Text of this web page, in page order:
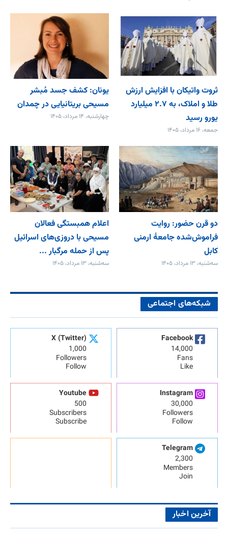
ثروت واتیکان با افزایش ارزش
طلا و املاک، به ۲.۷ میلیارد
یورو رسید
جمعه، ۱۶ مرداد، ۱۴۰۵
یونان: کشف جسد مُبشر
مسیحی بریتانیایی در چمدان
چهارشنبه، ۱۴ مرداد، ۱۴۰۵
دو قرن حضور: روایت
فراموش‌شده جامعۀ ارمنی
کابل
سه‌شنبه، ۱۳ مرداد، ۱۴۰۵
اعلام همبستگی فعالان
مسیحی با دروزی‌های اسرائیل
پس از حمله مرگبار ...
سه‌شنبه، ۱۳ مرداد، ۱۴۰۵
شبکه‌های اجتماعی
Facebook
14,000
Fans
Like
X (Twitter)
1,000
Followers
Follow
Instagram
30,000
Followers
Follow
Youtube
500
Subscribers
Subscribe
Telegram
2,300
Members
Join
آخرین اخبار